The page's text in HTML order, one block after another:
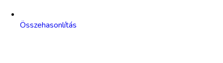
Összehasonlítás